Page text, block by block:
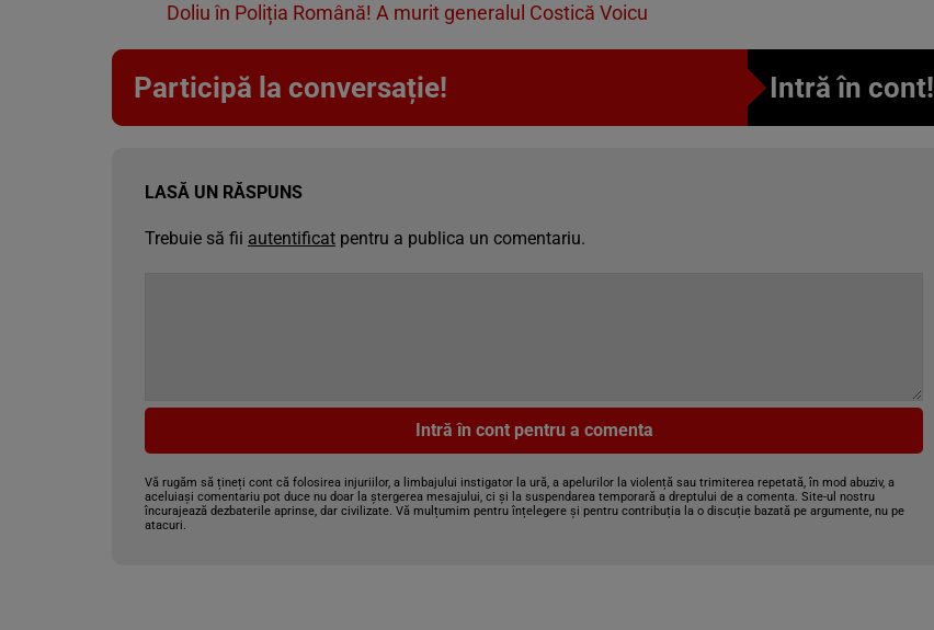
Doliu în Poliția Română! A murit generalul Costică Voicu
Participă la conversație! Intră în cont!
LASĂ UN RĂSPUNS
Trebuie să fii autentificat pentru a publica un comentariu.
Intră în cont pentru a comenta
Vă rugăm să țineți cont că folosirea injuriilor, a limbajului instigator la ură, a apelurilor la violență sau trimiterea repetată, în mod abuziv, a
aceluiași comentariu pot duce nu doar la ștergerea mesajului, ci și la suspendarea temporară a dreptului de a comenta. Site-ul nostru
încurajează dezbaterile aprinse, dar civilizate. Vă mulțumim pentru înțelegere și pentru contribuția la o discuție bazată pe argumente, nu pe
atacuri.